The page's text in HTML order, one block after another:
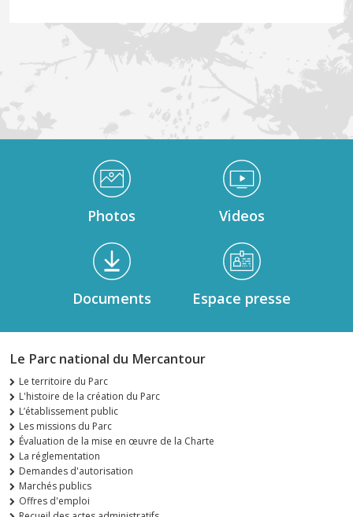
Médiathèque Footer
Photos Videos
Documents Espace presse
Le Parc national du Mercantour
Le territoire du Parc
L'histoire de la création du Parc
L’établissement public
Les missions du Parc
Évaluation de la mise en œuvre de la Charte
La réglementation
Demandes d'autorisation
Marchés publics
Offres d'emploi